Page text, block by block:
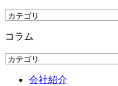
コラム
会社紹介